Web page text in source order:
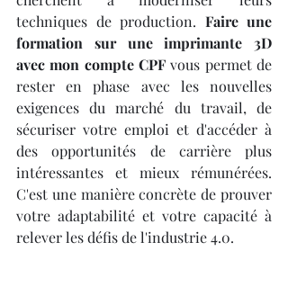
techniques de production. Faire une
formation sur une imprimante 3D
avec mon compte CPF vous permet de
rester en phase avec les nouvelles
exigences du marché du travail, de
sécuriser votre emploi et d'accéder à
des opportunités de carrière plus
intéressantes et mieux rémunérées.
C'est une manière concrète de prouver
votre adaptabilité et votre capacité à
relever les défis de l'industrie 4.0.